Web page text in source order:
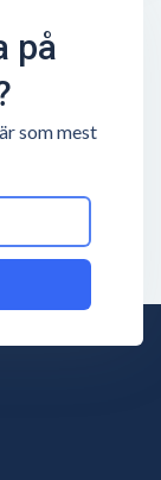
på
som mest